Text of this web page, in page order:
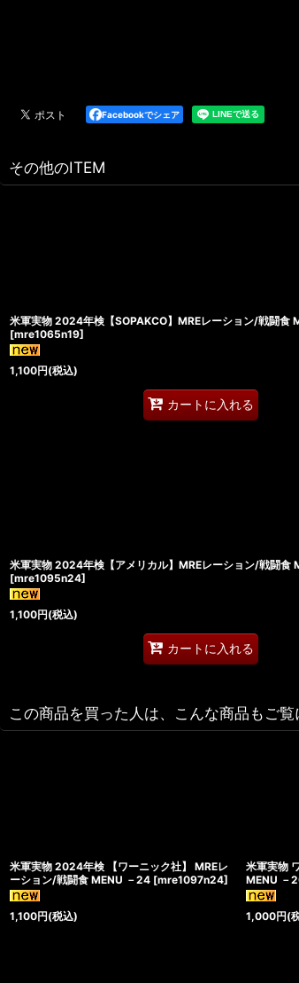
Facebookでシェア
その他のITEM
米軍実物 2024年検【SOPAKCO】MREレーション/戦闘食
[mre1065n19]
1,100円(税込)
カートに入れる
米軍実物 2024年検【アメリカル】MREレーション/戦闘食
[mre1095n24]
1,100円(税込)
カートに入れる
この商品を買った人は、こんな商品もご
米軍実物 2024年検 【ワーニック社】 MREレ
ーション/戦闘食 MENU －24 [mre1097n24]
1,100円(税込)
米軍実物
MENU －
1,000円(